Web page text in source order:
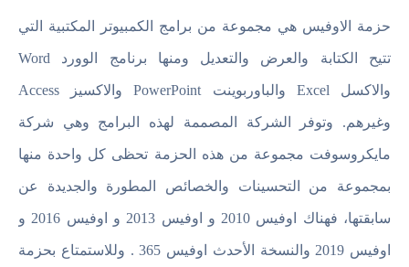
حزمة الاوفيس هي مجموعة من برامج الكمبيوتر المكتبية التي
تتيح الكتابة والعرض والتعديل ومنها برنامج الوورد Word
والاكسل Excel والباوربوينت PowerPoint والاكسيز Access
وغيرهم. وتوفر الشركة المصممة لهذه البرامج وهي شركة
مايكروسوفت مجموعة من هذه الحزمة تحظى كل واحدة منها
بمجموعة من التحسينات والخصائص المطورة والجديدة عن
سابقتها، فهناك اوفيس 2010 و اوفيس 2013 و اوفيس 2016 و
اوفيس 2019 والنسخة الأحدث اوفيس 365 . وللاستمتاع بحزمة